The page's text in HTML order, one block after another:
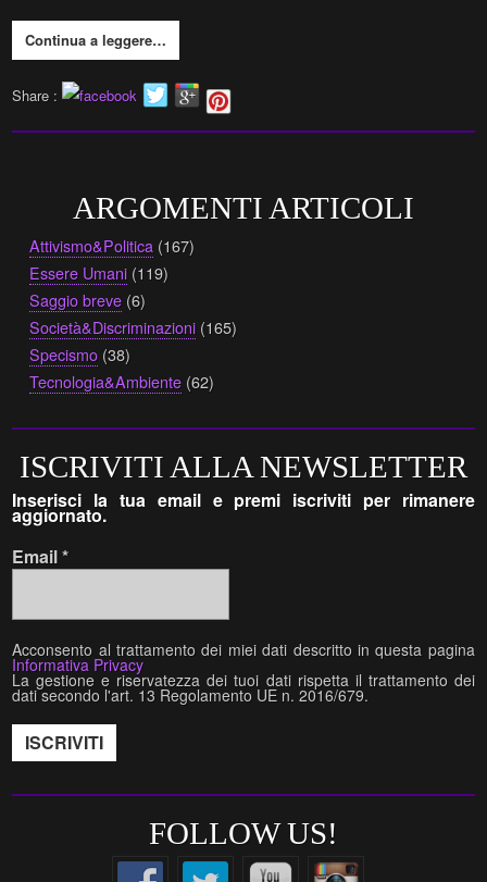
Continua a leggere…
Share :
ARGOMENTI ARTICOLI
Attivismo&Politica (167)
Essere Umani (119)
Saggio breve (6)
Società&Discriminazioni (165)
Specismo (38)
Tecnologia&Ambiente (62)
ISCRIVITI ALLA NEWSLETTER
Inserisci la tua email e premi iscriviti per rimanere
aggiornato.
Email*
Acconsento al trattamento dei miei dati descritto in questa pagina
Informativa Privacy
La gestione e riservatezza dei tuoi dati rispetta il trattamento dei
dati secondo l'art. 13 Regolamento UE n. 2016/679.
FOLLOW US!